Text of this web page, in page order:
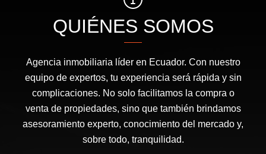
QUIÉNES SOMOS
Agencia inmobiliaria líder en Ecuador. Con nuestro
equipo de expertos, tu experiencia será rápida y sin
complicaciones. No solo facilitamos la compra o
venta de propiedades, sino que también brindamos
asesoramiento experto, conocimiento del mercado y,
sobre todo, tranquilidad.